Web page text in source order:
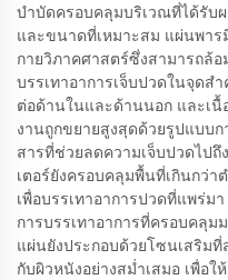
บำบัดครอบคลุมบริเวณที่ได้รับ
และขนาดที่เหมาะสม แผ่นพา
กายวิภาคศาสตร์ซึ่งสามารถล้อ
บรรเทาอาการเจ็บปวดในจุด
ต่อด้านในและด้านนอก และเ
งานถูกขยายสูงสุดด้วยรูปแบบ
สารที่ช่วยลดความเจ็บปวดไป
เตอร์ยังครอบคลุมพื้นที่เกินกว่า
เพื่อบรรเทาอาการปวดที่แพร่ม
การบรรเทาอาการที่ครอบคลุ
แผ่นยังประกอบด้วยโซนเสริม
กับผิวหนังอย่างสม่ำเสมอ เพื่อ